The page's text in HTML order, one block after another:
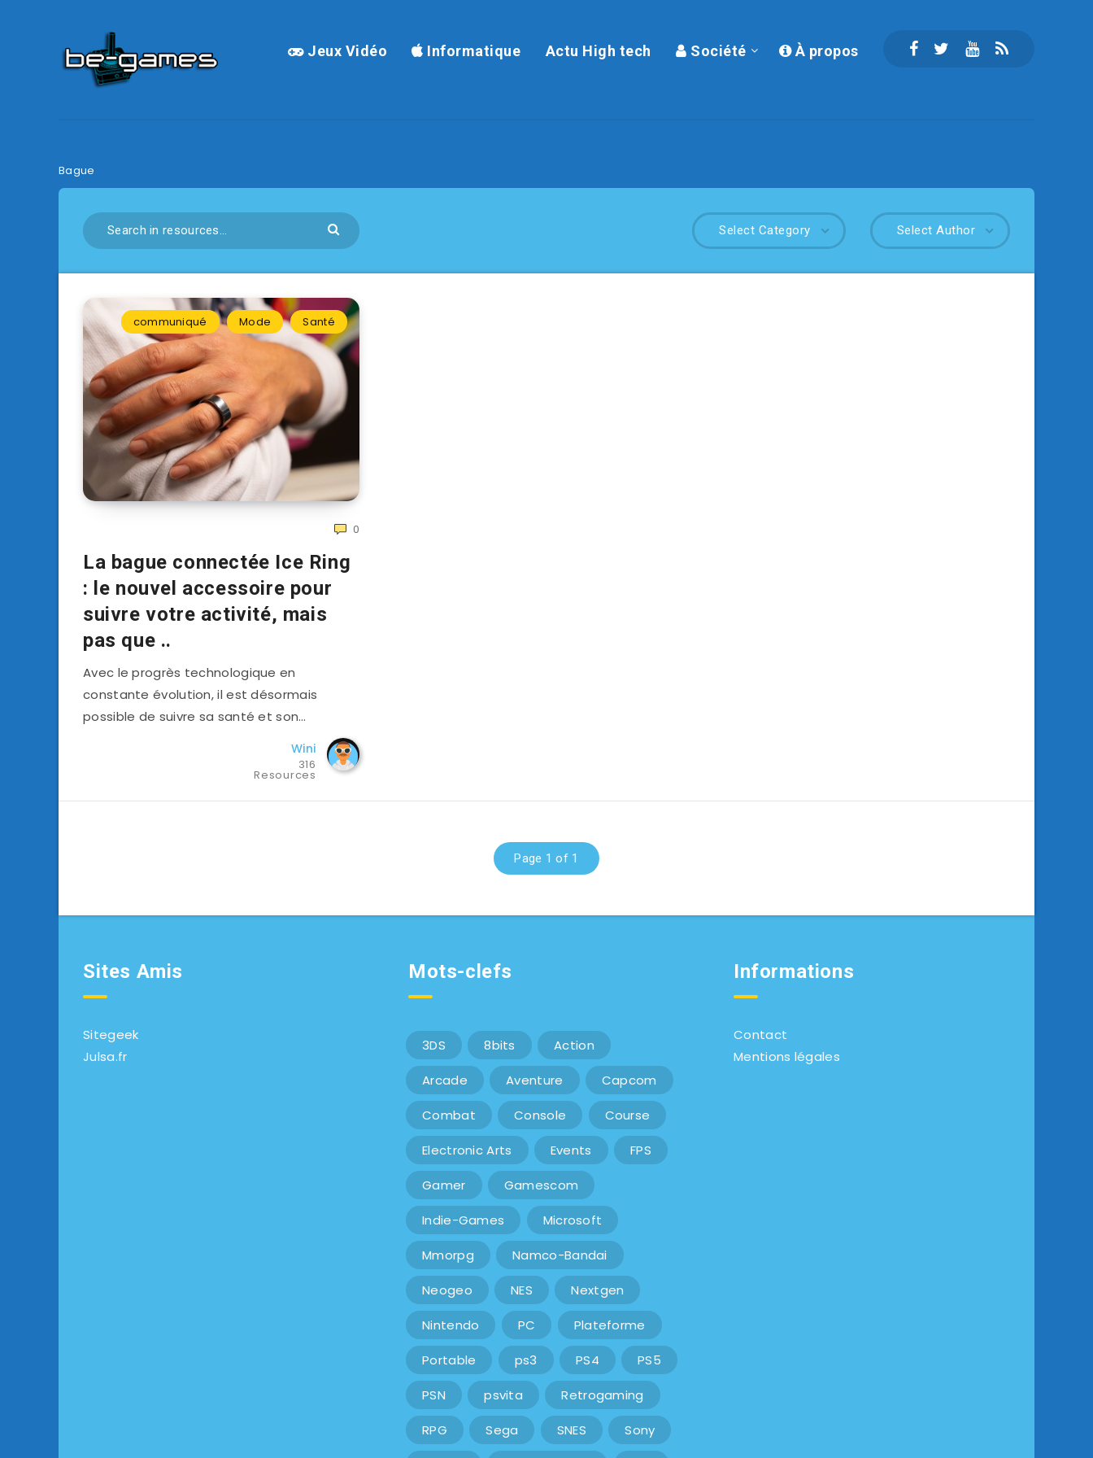
Jeux Vidéo Informatique Actu High tech Société À propos
Bague
Select Author
Select Category
communiqué Mode Santé
0
La bague connectée Ice Ring
: le nouvel accessoire pour
suivre votre activité, mais
pas que ..
Avec le progrès technologique en
constante évolution, il est désormais
possible de suivre sa santé et son…
Wini
316
Resources
Page 1 of 1
Sites Amis
Sitegeek
Julsa.fr
Mots-clefs
3DS 8bits Action
Arcade Aventure Capcom
Combat Console Course
Electronic Arts Events FPS
Gamer Gamescom
Indie-Games Microsoft
Mmorpg Namco-Bandai
Neogeo NES Nextgen
Nintendo PC Plateforme
Portable ps3 PS4 PS5
PSN psvita Retrogaming
RPG Sega SNES Sony
Informations
Contact
Mentions légales